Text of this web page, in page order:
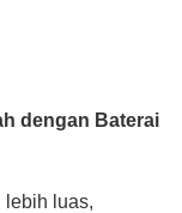
dengan Baterai
lebih luas,